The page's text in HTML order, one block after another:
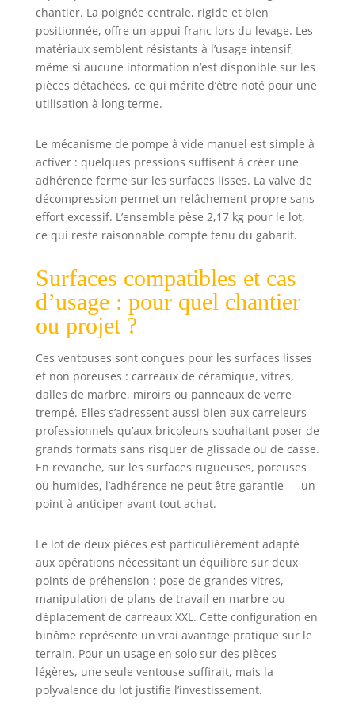
chantier. La poignée centrale, rigide et bien
positionnée, offre un appui franc lors du levage. Les
matériaux semblent résistants à l’usage intensif,
même si aucune information n’est disponible sur les
pièces détachées, ce qui mérite d’être noté pour une
utilisation à long terme.
Le mécanisme de pompe à vide manuel est simple à
activer : quelques pressions suffisent à créer une
adhérence ferme sur les surfaces lisses. La valve de
décompression permet un relâchement propre sans
effort excessif. L’ensemble pèse 2,17 kg pour le lot,
ce qui reste raisonnable compte tenu du gabarit.
Surfaces compatibles et cas
d’usage : pour quel chantier
ou projet ?
Ces ventouses sont conçues pour les surfaces lisses
et non poreuses : carreaux de céramique, vitres,
dalles de marbre, miroirs ou panneaux de verre
trempé. Elles s’adressent aussi bien aux carreleurs
professionnels qu’aux bricoleurs souhaitant poser de
grands formats sans risquer de glissade ou de casse.
En revanche, sur les surfaces rugueuses, poreuses
ou humides, l’adhérence ne peut être garantie — un
point à anticiper avant tout achat.
Le lot de deux pièces est particulièrement adapté
aux opérations nécessitant un équilibre sur deux
points de préhension : pose de grandes vitres,
manipulation de plans de travail en marbre ou
déplacement de carreaux XXL. Cette configuration en
binôme représente un vrai avantage pratique sur le
terrain. Pour un usage en solo sur des pièces
légères, une seule ventouse suffirait, mais la
polyvalence du lot justifie l’investissement.